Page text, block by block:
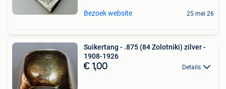
Bezoek website 25 mei 26
Suikertang - .875 (84 Zolotniki) zilver -
1908-1926
€ 1,00 Details